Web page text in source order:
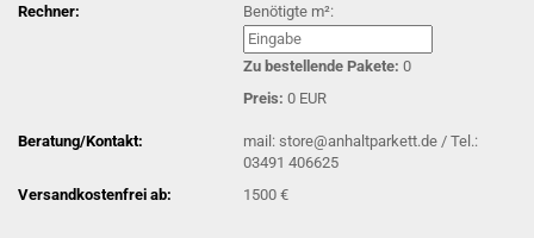
Rechner:
Benötigte m²:
Zu bestellende Pakete: 0
Preis: 0 EUR
Beratung/Kontakt:
mail: store@anhaltparkett.de / Tel.:
03491 406625
Versandkostenfrei ab:
1500 €